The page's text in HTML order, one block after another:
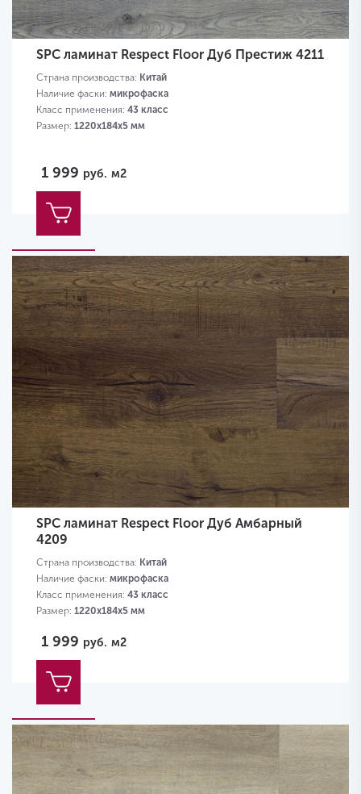
SPC ламинат Respect Floor Дуб Престиж 4211
Страна производства: Китай
Наличие фаски: микрофаска
Класс применения: 43 класс
Размер: 1220х184х5 мм
1 999 руб. м2
SPC ламинат Respect Floor Дуб Амбарный
4209
Страна производства: Китай
Наличие фаски: микрофаска
Класс применения: 43 класс
Размер: 1220х184х5 мм
1 999 руб. м2